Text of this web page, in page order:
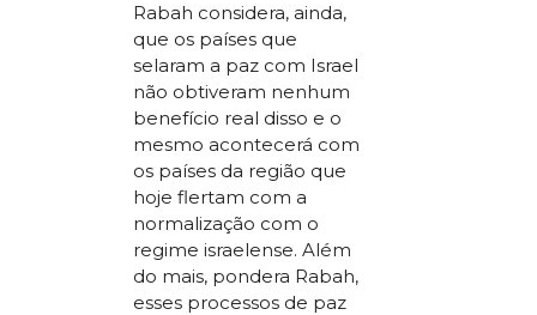
Rabah considera, ainda,
que os países que
selaram a paz com Israel
não obtiveram nenhum
benefício real disso e o
mesmo acontecerá com
os países da região que
hoje flertam com a
normalização com o
regime israelense. Além
do mais, pondera Rabah,
esses processos de paz